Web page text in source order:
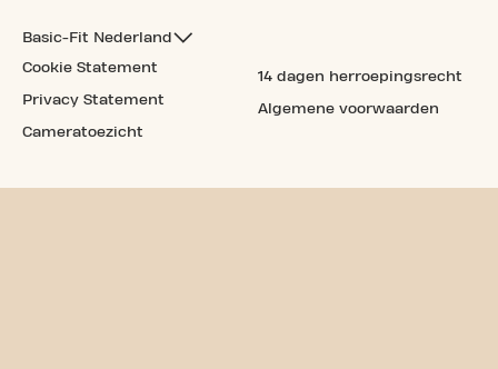
Basic-Fit Nederland
Cookie Statement
Privacy Statement
Cameratoezicht
14 dagen herroepingsrecht
Algemene voorwaarden